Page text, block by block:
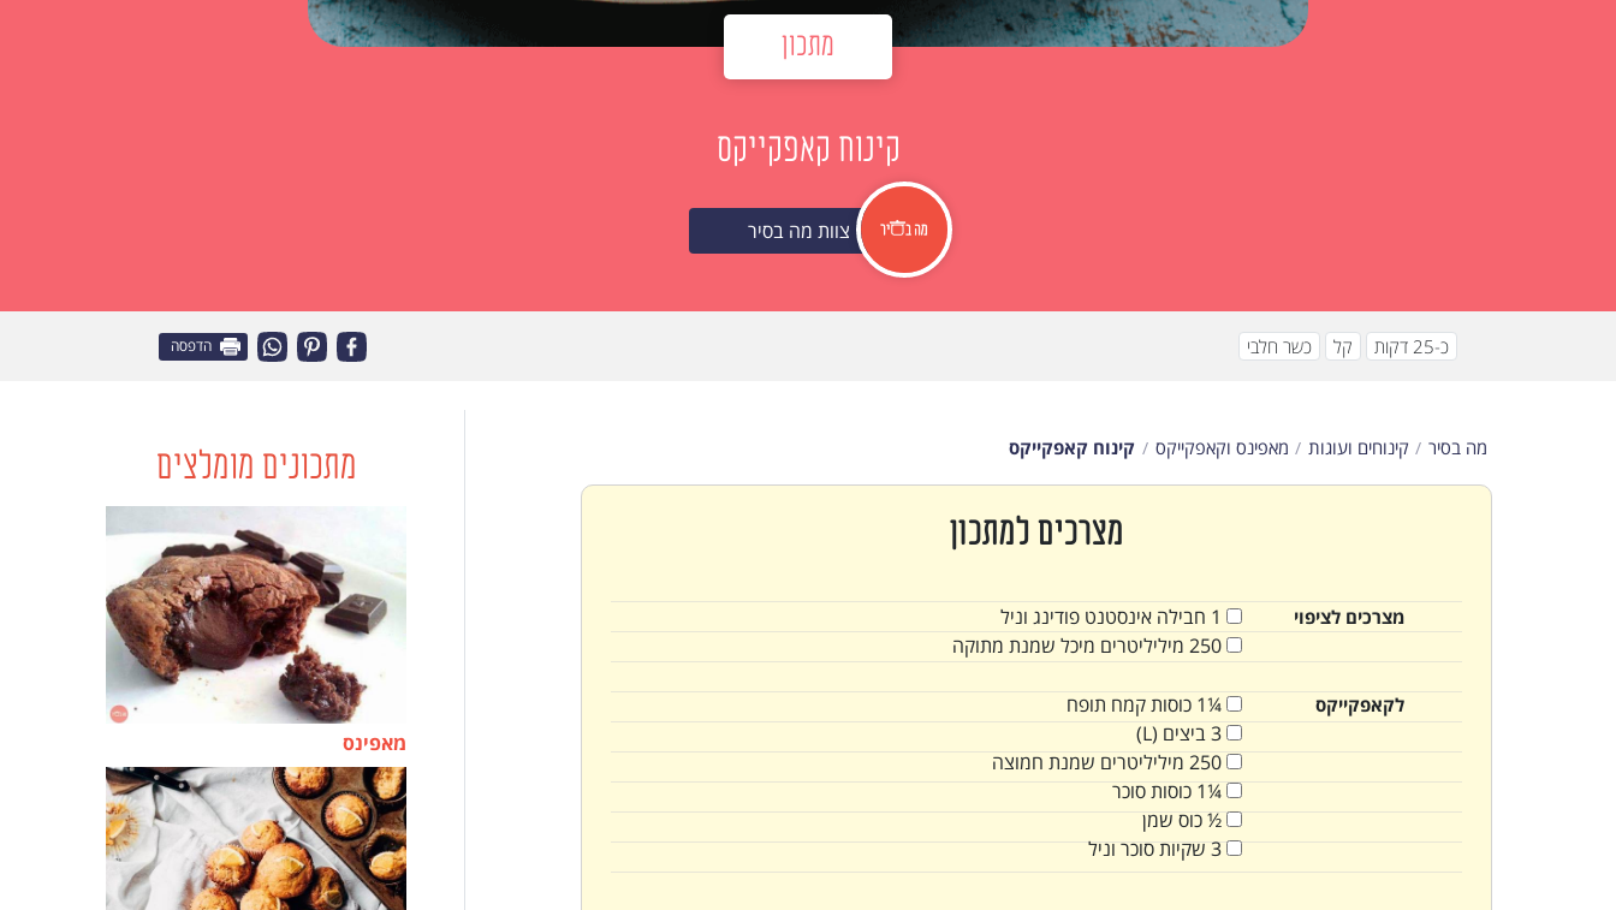
מתכון
קינוח קאפקייקס
צוות מה בסיר
כ-25 דקות קל כשר חלבי הדפסה
מה בסיר קינוחים ועוגות מאפינס וקאפקייקס קינוח קאפקייקס
מצרכים למתכון
מצרכים לציפוי 1 חבילה אינסטנט פודינג וניל
250 מיליליטרים מיכל שמנת מתוקה
לקאפקייקס ¼1 כוסותקמח תופח
3ביצים (L)
250 מיליליטרים שמנת חמוצה
¼1
כוסותסוכר
½כוס שמן
3 שקיותסוכר וניל
מתכונים מומלצים
מאפינס